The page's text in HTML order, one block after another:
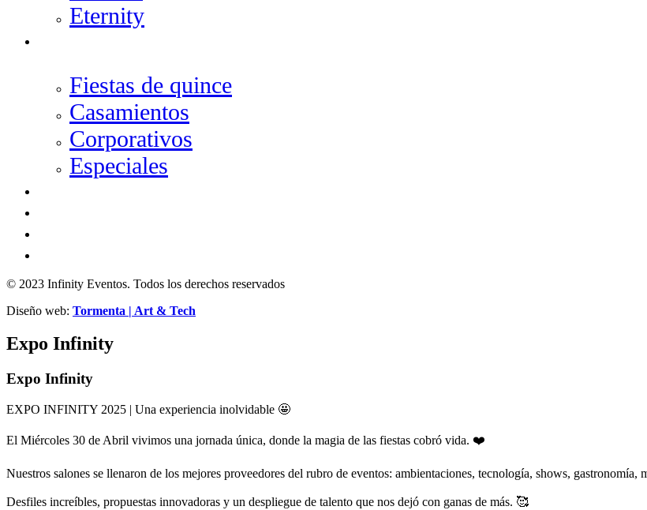
Eternity
Fiestas de quince
Casamientos
Corporativos
Especiales
© 2023 Infinity Eventos. Todos los derechos reservados
Diseño web: Tormenta | Art & Tech
Expo Infinity
Expo Infinity
EXPO INFINITY 2025 | Una experiencia inolvidable 🤩
El Miércoles 30 de Abril vivimos una jornada única, donde la magia de las fiestas cobró vida. ❤️
Nuestros salones se llenaron de los mejores proveedores del rubro de eventos: ambientaciones, tecnología, shows, gastronomía,
Desfiles increíbles, propuestas innovadoras y un despliegue de talento que nos dejó con ganas de más. 🥰